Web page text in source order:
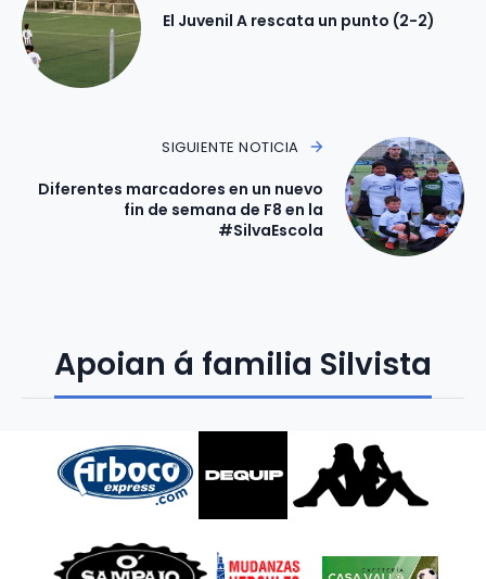
El Juvenil A rescata un punto (2-2)
SIGUIENTE NOTICIA
Diferentes marcadores en un nuevo
fin de semana de F8 en la
#SilvaEscola
Apoian á familia Silvista